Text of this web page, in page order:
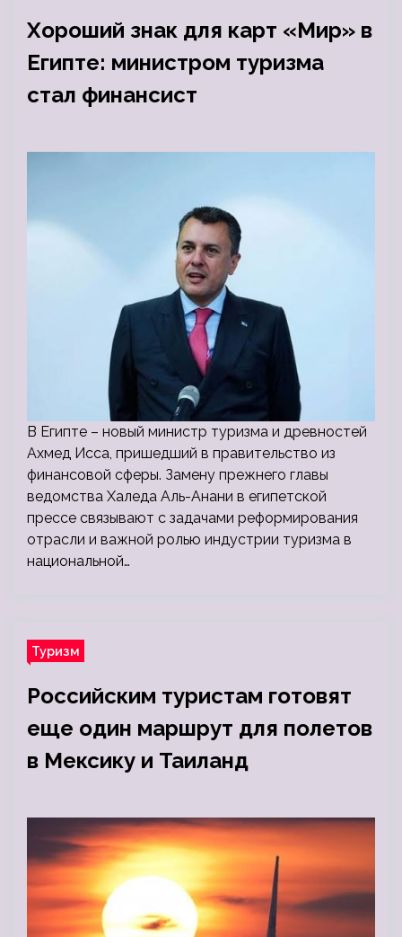
Хороший знак для карт «Мир» в
Египте: министром туризма
стал финансист
В Египте – новый министр туризма и древностей
Ахмед Исса, пришедший в правительство из
финансовой сферы. Замену прежнего главы
ведомства Халеда Аль-Анани в египетской
прессе связывают с задачами реформирования
отрасли и важной ролью индустрии туризма в
национальной…
Туризм
Российским туристам готовят
еще один маршрут для полетов
в Мексику и Таиланд